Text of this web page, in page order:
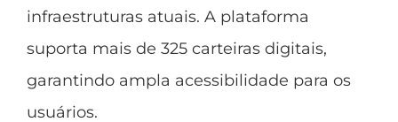
infraestruturas atuais. A plataforma
suporta mais de 325 carteiras digitais,
garantindo ampla acessibilidade para os
usuários.